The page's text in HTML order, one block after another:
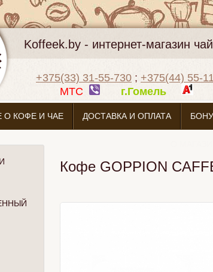
Koffeek.by - интернет-магазин
+375(33) 31-55-730 ; +375(44) 55-
МТС
г.Гомель
О КОФЕ И ЧАЕ ДОСТАВКА И ОПЛАТА
Кофе GOPPION